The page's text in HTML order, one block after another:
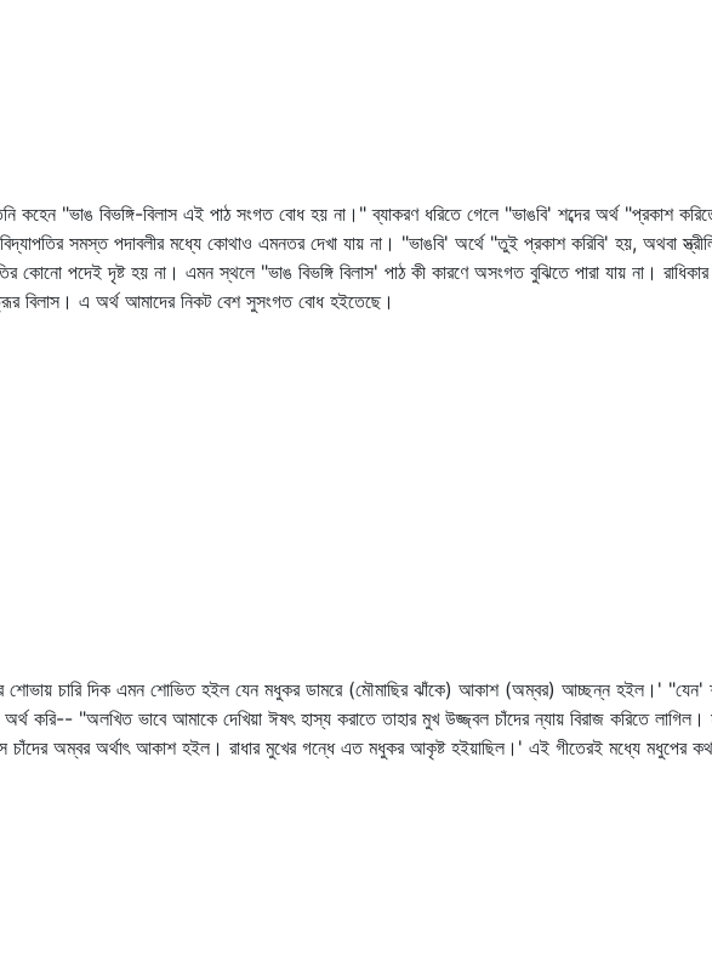
কহেন "ভাঙ বিভঙ্গি-বিলাস এই পাঠ সংগত বোধ হয় না।" ব্যাকরণ ধরিতে গেলে "ভাঙবি' শব্দের অর্থ "প্রকাশ
সমস্ত পদাবলীর মধ্যে কোথাও এমনতর দেখা যায় না। "ভাঙবি' অর্থে "তুই প্রকাশ করিবি' হয়, অথবা
কোনো পদেই দৃষ্ট হয় না। এমন স্থলে "ভাঙ বিভঙ্গি বিলাস' পাঠ কী কারণে অসংগত বুঝিতে পারা যায় না।
ভ্রূর বিলাস। এ অর্থ আমাদের নিকট বেশ সুসংগত বোধ হইতেছে।
শোভায় চারি দিক এমন শোভিত হইল যেন মধুকর ডামরে (মৌমাছির ঝাঁকে) আকাশ (অম্বর) আচ্ছন্ন হইল।' "যেন'
"অলখিত ভাবে আমাকে দেখিয়া ঈষৎ হাস্য করাতে তাহার মুখ উজ্জ্বল চাঁদের ন্যায় বিরাজ করিতে লাগিল।
চাঁদের অম্বর অর্থাৎ আকাশ হইল। রাধার মুখের গন্ধে এত মধুকর আকৃষ্ট হইয়াছিল।' এই গীতেরই মধ্যে মধুপের